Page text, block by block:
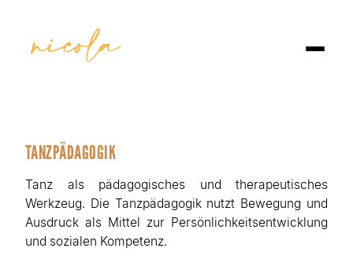
TANZPÄDAGOGIK
Tanz als pädagogisches und therapeutisches
Werkzeug. Die Tanzpädagogik nutzt Bewegung und
Ausdruck als Mittel zur Persönlichkeitsentwicklung
und sozialen Kompetenz.